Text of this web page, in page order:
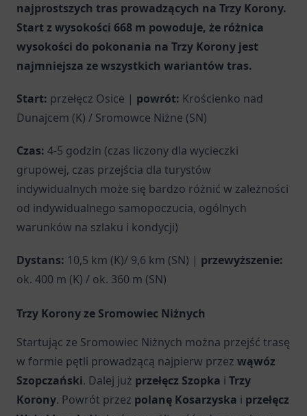
najprostszych tras prowadzących na Trzy Korony.
Start z wysokości 668 m powoduje, że różnica
wysokości do pokonania na Trzy Korony jest
najmniejsza ze wszystkich wariantów tras.
Start: przełęcz Osice | powrót: Krościenko nad
Dunajcem (K) / Sromowce Niżne (SN)
Czas: 4-5 godzin (czas liczony dla wycieczki
grupowej, czas przejścia dla turystów
indywidualnych może się bardzo różnić w zależności
od indywidualnego samopoczucia, ogólnych
warunków na szlaku i kondycji)
Dystans: 10,5 km (K)/ 9,6 km (SN) | przewyższenie:
ok. 400 m (K) / ok. 360 m (SN)
Trzy Korony ze Sromowiec Niżnych
Startując ze Sromowiec Niżnych można przejść trasę
w formie pętli prowadzącą najpierw przez wąwóz
Szopczański. Dalej już przełęcz Szopka i Trzy
Korony. Powrót przez polanę Kosarzyska i przełęcz